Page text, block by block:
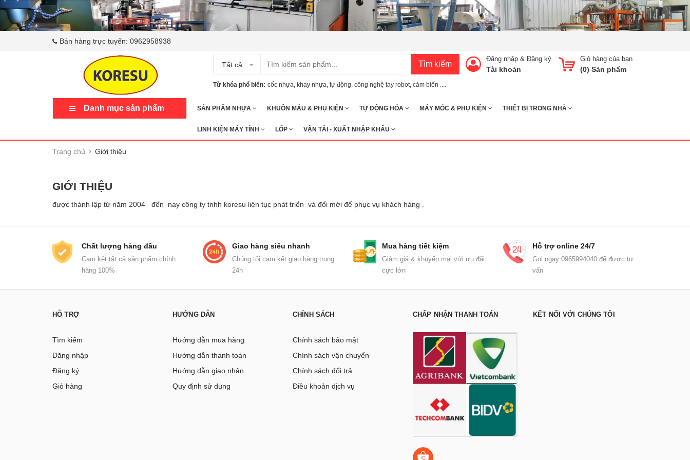
Bán hàng trực tuyến: 0962958938
Tất cả Tìm kiếm
Từ khóa phổ biến:cốc nhựa khay nhựa tự động công nghệ tay robot cảm biến ....
Giỏ hàng của bạn
(0) Sản phẩm
Đăng nhập & Đăng ký
Tài khoản
Danh mục sản phẩm SẢN PHẨM NHỰA KHUÔN MẪU & PHỤ KIỆN TỰ ĐỘNG HÓA MÁY MÓC & PHỤ KIỆN THIẾT BỊ TRONG NHÀ
LINH KIỆN MÁY TÍNH LỐP VẬN TẢI - XUẤT NHẬP KHẨU
Trang chủ Giới thiệu
GIỚI THIỆU
được thành lập từ năm 2004 đến nay công ty tnhh koresu liên tục phát triển và đổi mới để phục vụ khách hàng .
Chất lượng hàng đầu
Cam kết tất cả sản phẩm chính
hãng 100%
Giao hàng siêu nhanh
Chúng tôi cam kết giao hàng trong
24h
Mua hàng tiết kiệm
Giảm giá & khuyến mại với ưu đãi
cực lớn
Hỗ trợ online 24/7
Gọi ngay 0965994040 để được tư
vấn
HỖ TRỢ
Tìm kiếm
Đăng nhập
Đăng ký
Giỏ hàng
HƯỚNG DẪN
Hướng dẫn mua hàng
Hướng dẫn thanh toán
Hướng dẫn giao nhận
Quy định sử dụng
CHÍNH SÁCH
Chính sách bảo mật
Chính sách vận chuyển
Chính sách đổi trả
Điều khoản dịch vụ
CHẤP NHẬN THANH TOÁN KẾT NỐI VỚI CHÚNG TÔI